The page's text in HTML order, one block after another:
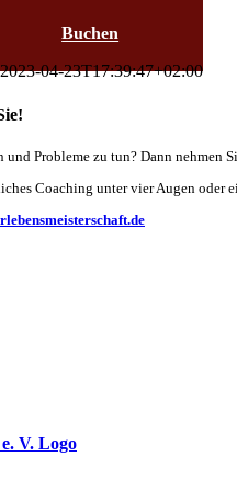
Buchen
2023-04-23T17:39:47+02:00
Probleme zu tun? Dann nehmen
Coaching unter vier Augen oder